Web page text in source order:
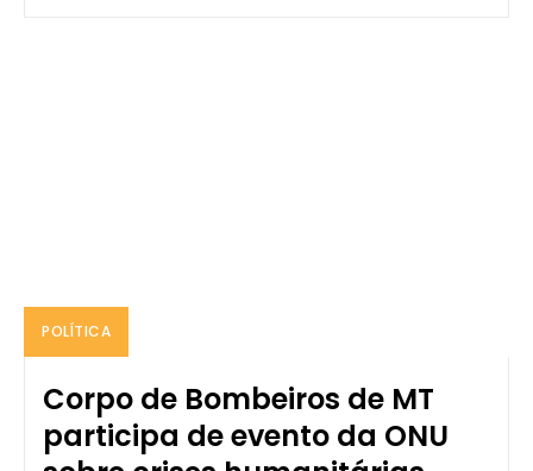
POLÍTICA
Corpo de Bombeiros de MT
participa de evento da ONU